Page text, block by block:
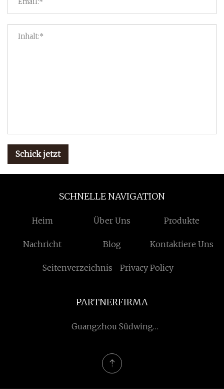
Schick jetzt
SCHNELLE NAVIGATION
Heim Über Uns Produkte
Nachricht Blog Kontaktiere Uns
Seitenverzeichnis Privacy Policy
PARTNERFIRMA
Guangzhou Südwing